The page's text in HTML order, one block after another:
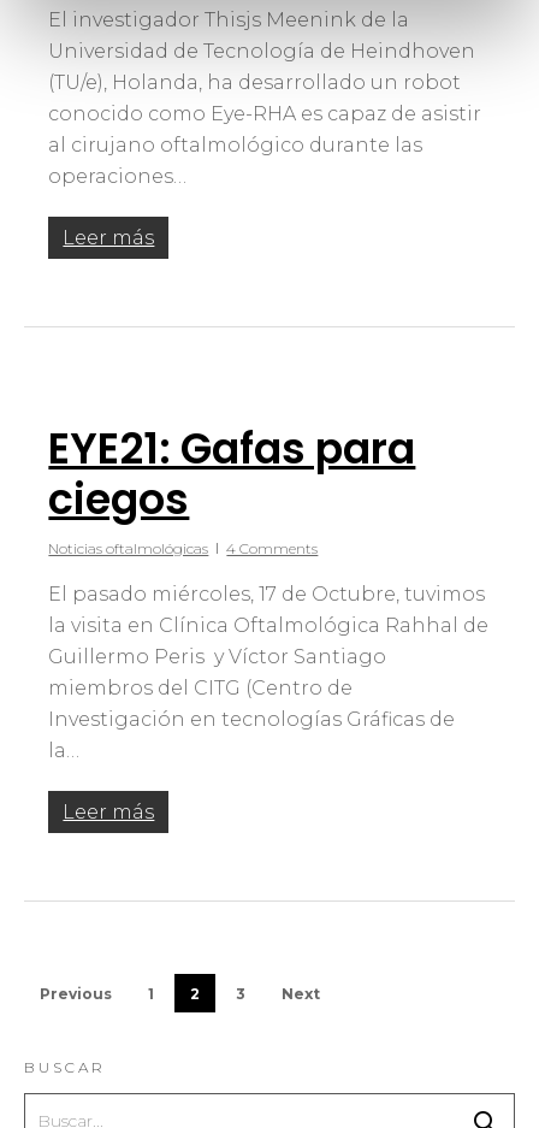
El investigador Thisjs Meenink de la
Universidad de Tecnología de Heindhoven
(TU/e), Holanda, ha desarrollado un robot
conocido como Eye-RHA es capaz de asistir
al cirujano oftalmológico durante las
operaciones…
Leer más
EYE21: Gafas para
ciegos
Noticias oftalmológicas 4 Comments
El pasado miércoles, 17 de Octubre, tuvimos
la visita en Clínica Oftalmológica Rahhal de
Guillermo Peris y Víctor Santiago
miembros del CITG (Centro de
Investigación en tecnologías Gráficas de
la…
Leer más
Previous 1 2 3 Next
BUSCAR